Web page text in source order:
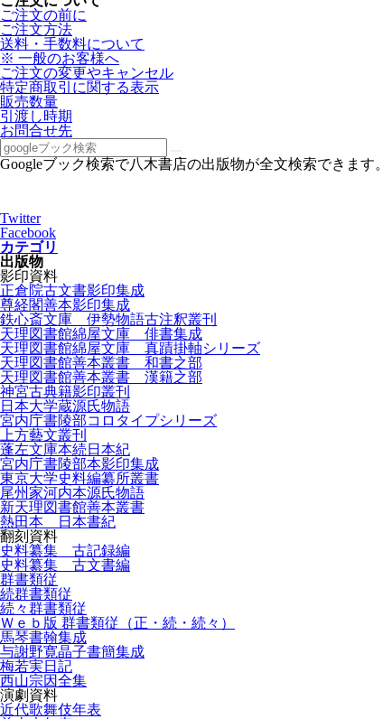
ご注文の前に
ご注文方法
送料・手数料について
※ 一般のお客様へ
ご注文の変更やキャンセル
特定商取引に関する表示
販売数量
引渡し時期
お問合せ先
Googleブック検索で八木書店の出版物が全文検索できます。
Twitter
Facebook
カテゴリ
出版物
影印資料
正倉院古文書影印集成
尊経閣善本影印集成
鉄心斎文庫 伊勢物語古注釈叢刊
天理図書館綿屋文庫 俳書集成
天理図書館綿屋文庫 真蹟掛軸シリーズ
天理図書館善本叢書 和書之部
天理図書館善本叢書 漢籍之部
神宮古典籍影印叢刊
日本大学蔵源氏物語
宮内庁書陵部コロタイプシリーズ
上方藝文叢刊
蓬左文庫本続日本紀
宮内庁書陵部本影印集成
東京大学史料編纂所叢書
尾州家河内本源氏物語
新天理図書館善本叢書
熱田本 日本書紀
翻刻資料
史料纂集 古記録編
史料纂集 古文書編
群書類従
続群書類従
続々群書類従
Ｗｅｂ版 群書類従（正・続・続々）
馬琴書翰集成
与謝野寛晶子書簡集成
梅若実日記
西山宗因全集
演劇資料
近代歌舞伎年表